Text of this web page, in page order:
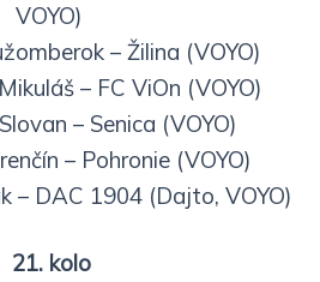
VOYO)
– Žilina (VOYO)
– FC ViOn (VOYO)
– Senica (VOYO)
– Pohronie (VOYO)
– DAC 1904 (Dajto, VOYO)
21. kolo